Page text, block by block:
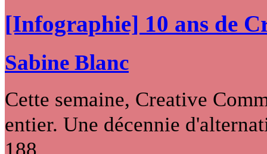
[Infographie] 10 ans de
Sabine Blanc
Cette semaine, Creative
entier. Une décennie
188